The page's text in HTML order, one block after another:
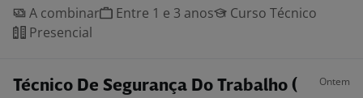
A combinar
Entre 1 e 3 anos
Curso Técnico
Presencial
Técnico De Segurança Do Trabalho (
Ontem